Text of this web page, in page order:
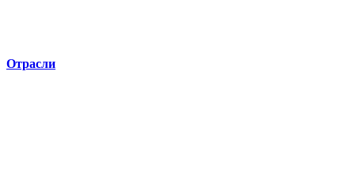
Отрасли